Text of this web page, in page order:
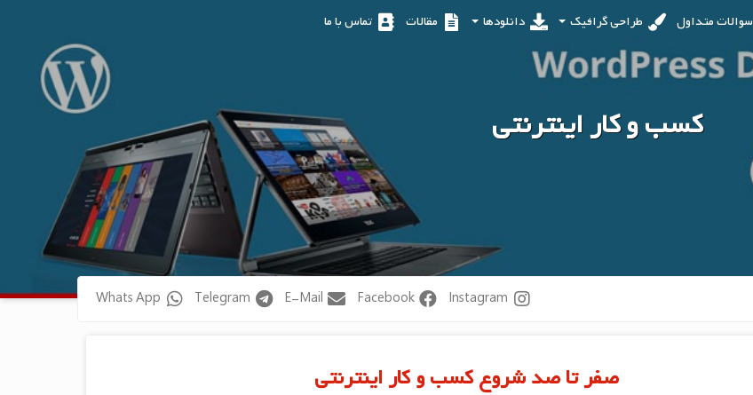
سوالات متداول طراحی گرافیک دانلودها مقالات تماس با ما
کسب و کار اینترنتی
Facebook
صفر تا صد شروع کسب و کار اینترنتی